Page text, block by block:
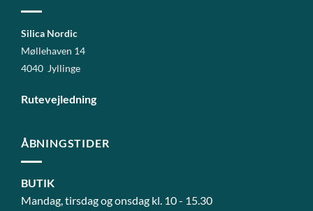
Silica Nordic
Møllehaven 14
4040 Jyllinge
Rutevejledning
ÅBNINGSTIDER
BUTIK
Mandag, tirsdag og onsdag kl. 10 - 15.30